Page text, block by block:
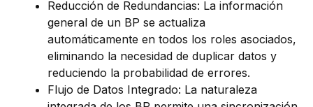
Reducción de Redundancias: La información
general de un BP se actualiza
automáticamente en todos los roles asociados,
eliminando la necesidad de duplicar datos y
reduciendo la probabilidad de errores.
Flujo de Datos Integrado: La naturaleza